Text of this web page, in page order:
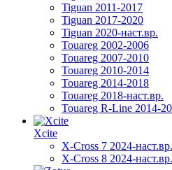
Tiguan 2011-2017
Tiguan 2017-2020
Tiguan 2020-наст.вр.
Touareg 2002-2006
Touareg 2007-2010
Touareg 2010-2014
Touareg 2014-2018
Touareg 2018-наст.вр.
Touareg R-Line 2014-
Xcite
X-Cross 7 2024-наст.вр.
X-Cross 8 2024-наст.вр.